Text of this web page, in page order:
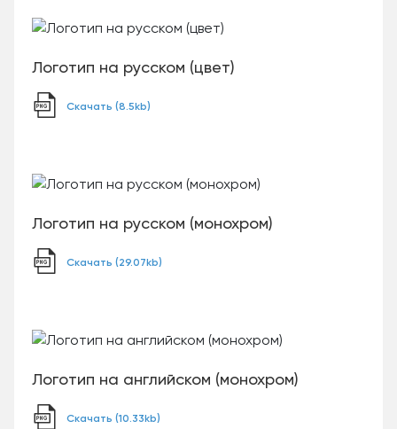
Логотип на русском (цвет)
Скачать (8.5kb)
Логотип на русском (монохром)
Скачать (29.07kb)
Логотип на английском (монохром)
Скачать (10.33kb)